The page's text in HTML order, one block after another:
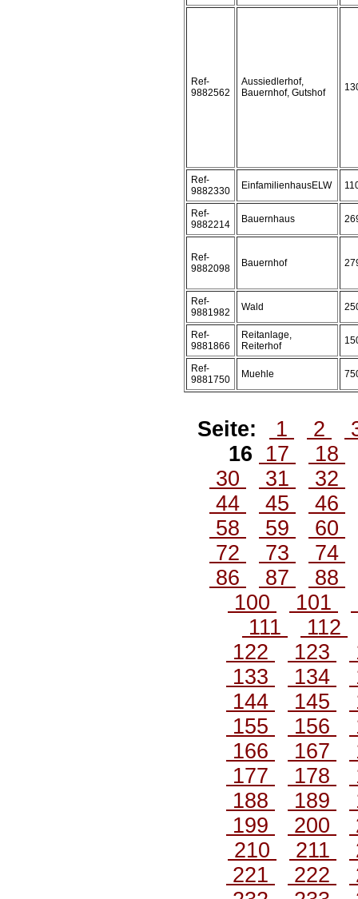
Ref-
9882562
Aussiedlerhof,
Bauernhof, Gutshof
Ref-
9882330
EinfamilienhausELW
Ref-
9882214
Bauernhaus
Ref-
9882098
Bauernhof
Ref-
9881982
Wald
Ref-
9881866
Reitanlage,
Reiterhof
Ref-
9881750
Muehle
Seite: 1 2
16
17
18
30
31
32
44
45
46
58
59
60
72
73
74
86
87
88
100
101
111
112
122
123
133
134
144
145
155
156
166
167
177
178
188
189
199
200
210
211
221
222